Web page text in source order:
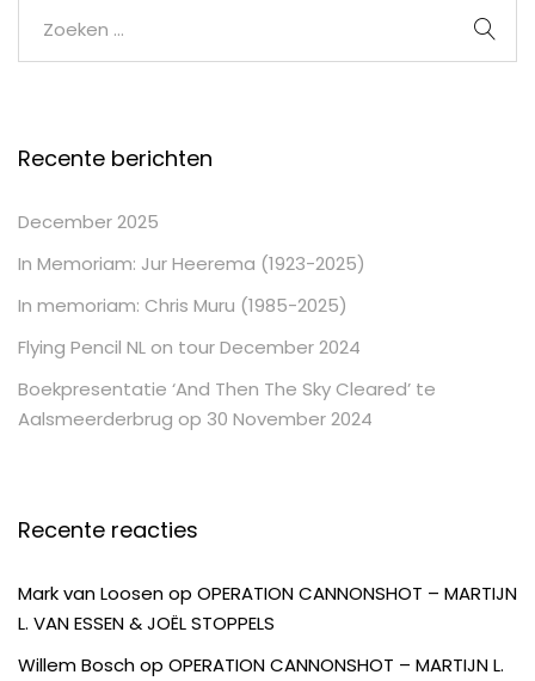
Recente berichten
December 2025
In Memoriam: Jur Heerema (1923-2025)
In memoriam: Chris Muru (1985-2025)
Flying Pencil NL on tour December 2024
Boekpresentatie ‘And Then The Sky Cleared’ te
Aalsmeerderbrug op 30 November 2024
Recente reacties
Mark van Loosenop OPERATION CANNONSHOT – MARTIJN
L. VAN ESSEN & JOËL STOPPELS
Willem Boschop OPERATION CANNONSHOT – MARTIJN L.